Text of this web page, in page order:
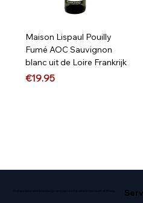
Maison Lispaul Pouilly
Fumé AOC Sauvignon
blanc uit de Loire Frankrijk
Price
€19.95
Professional wine knowledge and passion for wine in the heart of Breda.